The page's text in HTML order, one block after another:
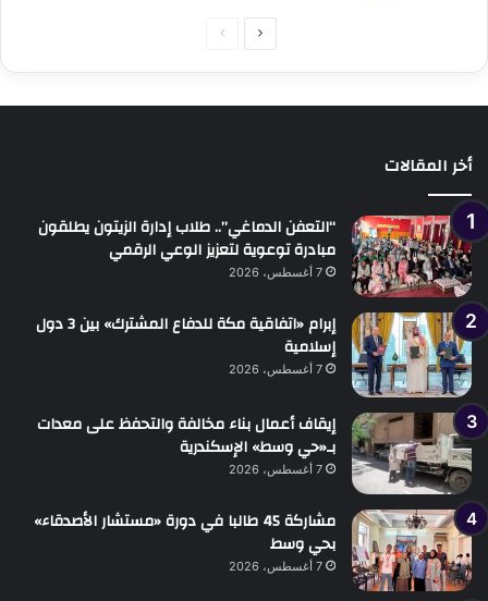
الصفحةالصفحة
أخر المقالات
“التعفن الدماغي”.. طلاب إدارة الزيتون يطلقون
مبادرة توعوية لتعزيز الوعي الرقمي
7 أغسطس، 2026
إبرام «اتفاقية مكة للدفاع المشترك» بين 3 دول
إسلامية
7 أغسطس، 2026
إيقاف أعمال بناء مخالفة والتحفظ على معدات
بـ«حي وسط» الإسكندرية
7 أغسطس، 2026
مشاركة 45 طالبا في دورة «مستشار الأصدقاء»
بحي وسط
7 أغسطس، 2026